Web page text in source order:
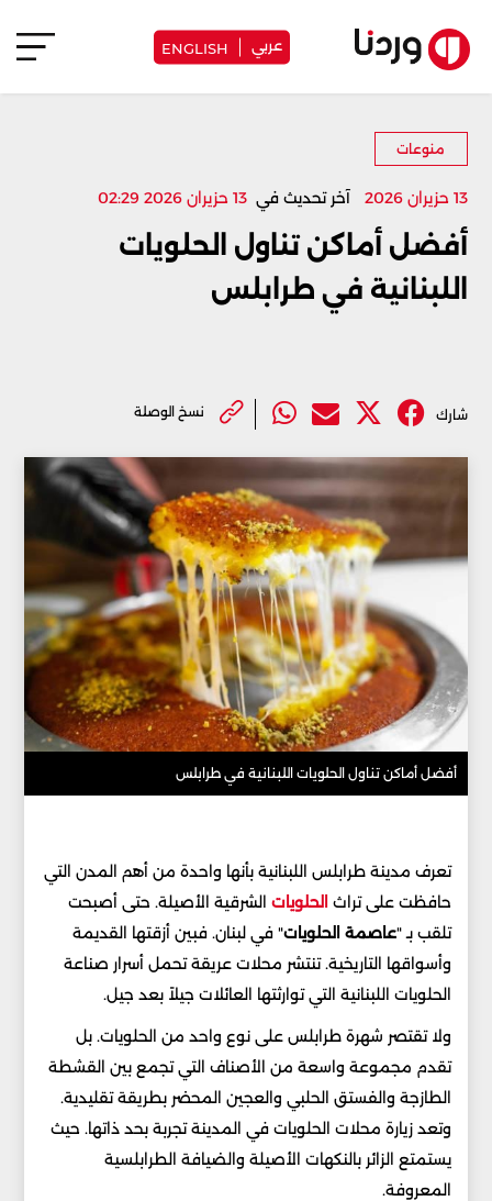
عربي ENGLISH
منوعات
13 حزيران 2026 آخر تحديث في 13 حزيران 2026 02:29
أفضل أماكن تناول الحلويات
اللبنانية في طرابلس
شارك نسخ الوصلة
أفضل أماكن تناول الحلويات اللبنانية في طرابلس
تعرف مدينة طرابلس اللبنانية بأنها واحدة من أهم المدن التي
حافظت على تراث الحلويات الشرقية الأصيلة. حتى أصبحت
تلقب بـ "عاصمة الحلويات" في لبنان. فبين أزقتها القديمة
وأسواقها التاريخية. تنتشر محلات عريقة تحمل أسرار صناعة
الحلويات اللبنانية التي توارثتها العائلات جيلاً بعد جيل.
ولا تقتصر شهرة طرابلس على نوع واحد من الحلويات. بل
تقدم مجموعة واسعة من الأصناف التي تجمع بين القشطة
الطازجة والفستق الحلبي والعجين المحضر بطريقة تقليدية.
وتعد زيارة محلات الحلويات في المدينة تجربة بحد ذاتها. حيث
يستمتع الزائر بالنكهات الأصيلة والضيافة الطرابلسية
المعروفة.